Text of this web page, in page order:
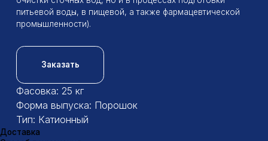
что гарантирует оперативную доставку продукции независимо
от удаленности вашего предприятия
Отгрузка товаров проводиться в рабочие дни по вторникам
и четвергам
Способ применения
Способ применения катионных флокулянтов
Подготовка раствора флокулянта:
Растворение:Флокулянт растворяют в воде с низкой
минерализацией (дистиллированной или деионизованной) в
отдельной емкости.
Концентрация:Концентрация раствора зависит от типа
флокулянта и характеристик обрабатываемой воды. Обычно
Перемешивание: